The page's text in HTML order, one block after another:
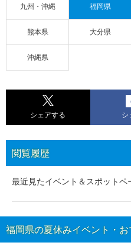
九州・沖縄 福岡県
熊本県 大分県
沖縄県
シェアする シ
閲覧履歴
最近見たイベント＆スポットペ
福岡県の夏休みイベント・